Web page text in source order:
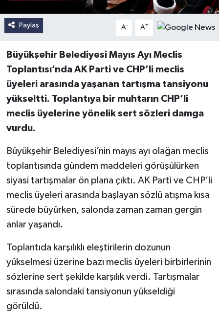
Paylaş A- A+
Büyükşehir Belediyesi Mayıs Ayı Meclis
Toplantısı’nda AK Parti ve CHP’li meclis
üyeleri arasında yaşanan tartışma tansiyonu
yükseltti. Toplantıya bir muhtarın CHP’li
meclis üyelerine yönelik sert sözleri damga
vurdu.
Büyükşehir Belediyesi’nin mayıs ayı olağan meclis
toplantısında gündem maddeleri görüşülürken
siyasi tartışmalar ön plana çıktı. AK Parti ve CHP’li
meclis üyeleri arasında başlayan sözlü atışma kısa
sürede büyürken, salonda zaman zaman gergin
anlar yaşandı.
Toplantıda karşılıklı eleştirilerin dozunun
yükselmesi üzerine bazı meclis üyeleri birbirlerinin
sözlerine sert şekilde karşılık verdi. Tartışmalar
sırasında salondaki tansiyonun yükseldiği
görüldü.